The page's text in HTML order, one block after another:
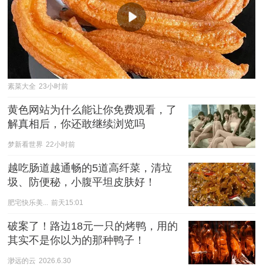
素菜大全 23小时前
黄色网站为什么能让你免费观看，了
解真相后，你还敢继续浏览吗
梦新看世界 22小时前
越吃肠道越通畅的5道高纤菜，清垃
圾、防便秘，小腹平坦皮肤好！
肥宅快乐美... 前天15:01
破案了！路边18元一只的烤鸭，用的
其实不是你以为的那种鸭子！
渺远的云 2026.6.30